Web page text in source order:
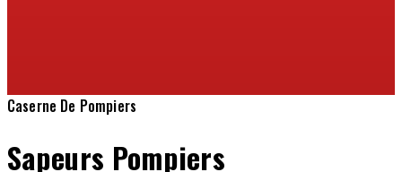
Caserne De Pompiers
Sapeurs Pompiers